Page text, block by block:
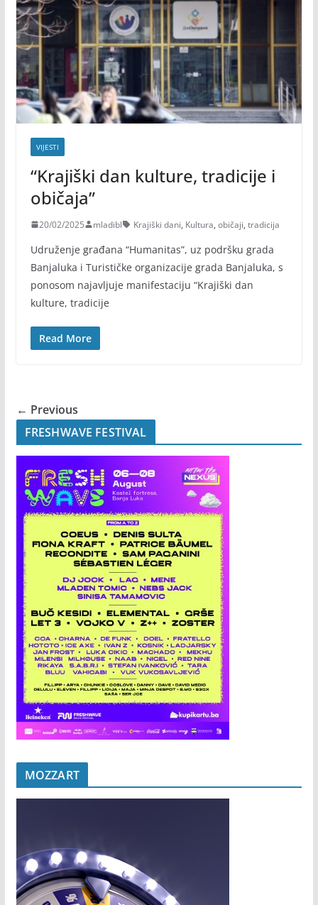
VIJESTI
“Krajiški dan kulture, tradicije i
običaja”
20/02/2025 mladibl Krajiški dani, Kultura, običaji, tradicija
Udruženje građana “Humanitas”, uz podršku grada
Banjaluka i Turističke organizacije grada Banjaluka, s
ponosom najavljuje manifestaciju “Krajiški dan
kulture, tradicije
Read More
← Previous
FRESHWAVE FESTIVAL
MOZZART